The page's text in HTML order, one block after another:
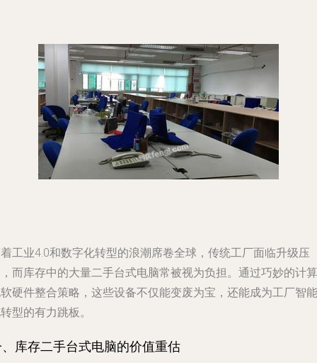
工业4.0和数字化转型的浪潮席卷全球，传统工厂面临升级压
而库存中的大量二手台式电脑常被视为负担。通过巧妙的计算
硬件整合策略，这些设备不仅能变废为宝，还能成为工厂智能
型的有力跳板。
库存二手台式电脑的价值重估